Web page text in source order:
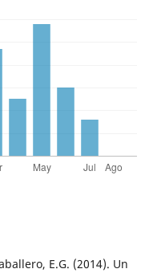
E.G. (2014). Un